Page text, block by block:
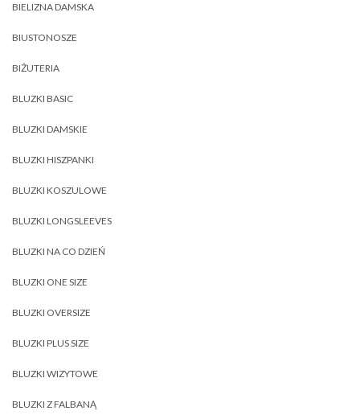
BIELIZNA DAMSKA
BIUSTONOSZE
BIŻUTERIA
BLUZKI BASIC
BLUZKI DAMSKIE
BLUZKI HISZPANKI
BLUZKI KOSZULOWE
BLUZKI LONGSLEEVES
BLUZKI NA CO DZIEŃ
BLUZKI ONE SIZE
BLUZKI OVERSIZE
BLUZKI PLUS SIZE
BLUZKI WIZYTOWE
BLUZKI Z FALBANĄ